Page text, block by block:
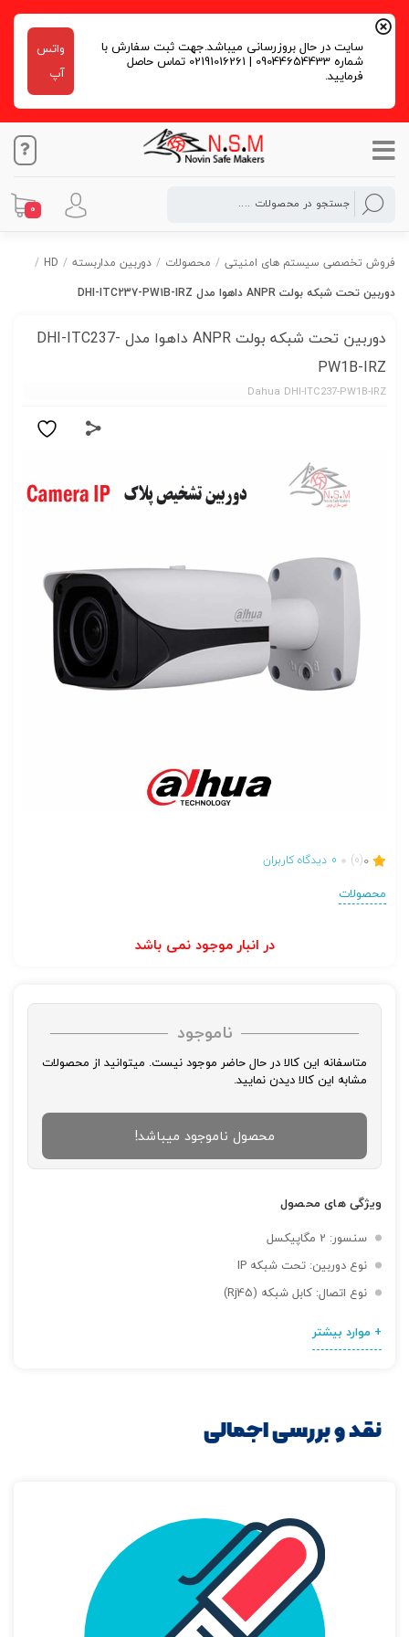
سایت در حال بروزرسانی میباشد.جهت ثبت سفارش با
شماره 09044654433 | 02191016261 تماس حاصل
فرمایید.
واتس
آپ
0
فروش تخصصی سیستم های امنیتی / محصولات / دوربین مداربسته /
HD
/
دوربین تحت شبکه بولت ANPR داهوا مدل DHI-ITC237-PW1B-IRZ
دوربین تحت شبکه بولت ANPR داهوا مدل DHI-ITC237-
PW1B-IRZ
Dahua DHI-ITC237-PW1B-IRZ
0
(0)
0 دیدگاه کاربران
محصولات
در انبار موجود نمی باشد
ناموجود
متاسفانه این کالا در حال حاضر موجود نیست. میتوانید از محصولات
مشابه این کالا دیدن نمایید.
محصول ناموجود میباشد!
ویژگی های محصول
سنسور: 2 مگاپیکسل
نوع دوربین: تحت شبکه IP
نوع اتصال: کابل شبکه (Rj45)
+ موارد بیشتر
نقد و بررسی اجمالی